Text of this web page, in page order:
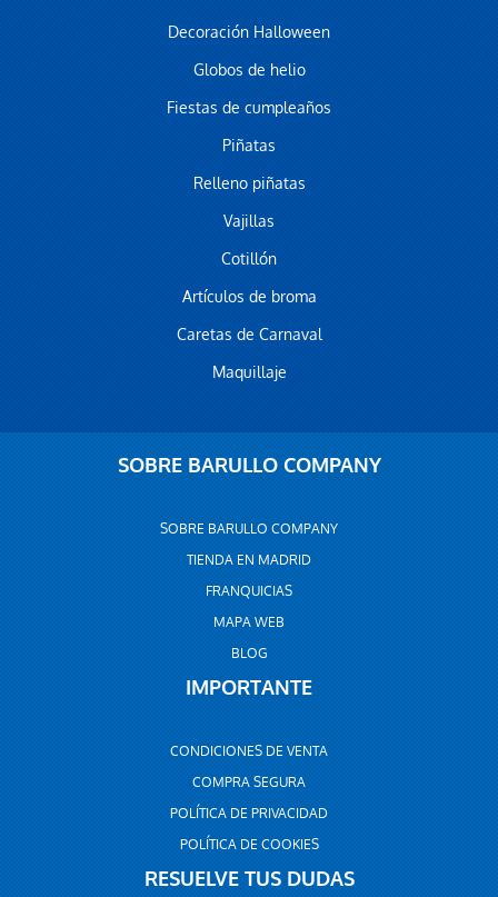
Decoración Halloween
Globos de helio
Fiestas de cumpleaños
Piñatas
Relleno piñatas
Vajillas
Cotillón
Artículos de broma
Caretas de Carnaval
Maquillaje
SOBRE BARULLO COMPANY
SOBRE BARULLO COMPANY
TIENDA EN MADRID
FRANQUICIAS
MAPA WEB
BLOG
IMPORTANTE
CONDICIONES DE VENTA
COMPRA SEGURA
POLÍTICA DE PRIVACIDAD
POLÍTICA DE COOKIES
RESUELVE TUS DUDAS